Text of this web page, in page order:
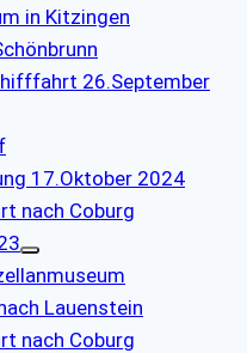
in Kitzingen
26.September
17.Oktober 2024
nach Coburg
Lauenstein
nach Coburg